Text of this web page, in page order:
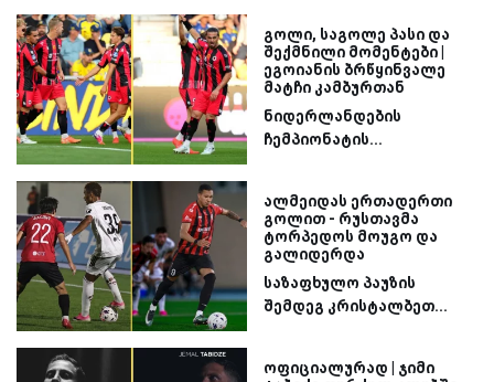
გოლი, საგოლე პასი და
შექმნილი მომენტები |
ეგოიანის ბრწყინვალე
მატჩი კამბურთან
ნიდერლანდების
ჩემპიონატის...
ალმეიდას ერთადერთი
გოლით - რუსთავმა
ტორპედოს მოუგო და
გალიდერდა
საზაფხულო პაუზის
შემდეგ კრისტალბეთ...
ოფიციალურად | ჯიმი